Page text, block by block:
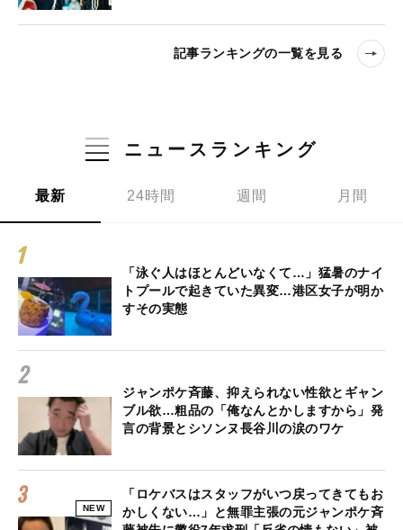
記事ランキングの一覧を見る
ニュースランキング
最新 24時間 週間 月間
「泳ぐ人はほとんどいなくて…」猛暑のナイ
トプールで起きていた異変…港区女子が明か
すその実態
ジャンポケ斉藤、抑えられない性欲とギャン
ブル欲…粗品の「俺なんとかしますから」発
言の背景とシソンヌ長谷川の涙のワケ
NEW
「ロケバスはスタッフがいつ戻ってきてもお
かしくない…」と無罪主張の元ジャンポケ斉